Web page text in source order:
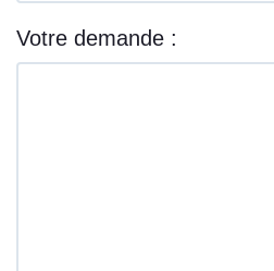
Votre demande :